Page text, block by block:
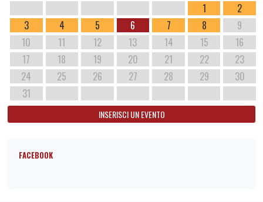
1
2
3
4 5 6 7 8
9
10
11 12 13 14 15
16
17
18 19 20 21 22
23
24
25 26 27 28 29
30
31
INSERISCI UN EVENTO
FACEBOOK